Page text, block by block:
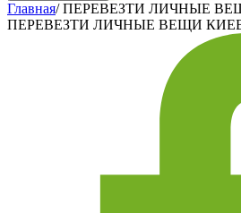
Главная/ ПЕРЕВЕЗТИ ЛИЧНЫЕ
ПЕРЕВЕЗТИ ЛИЧНЫЕ ВЕЩИ